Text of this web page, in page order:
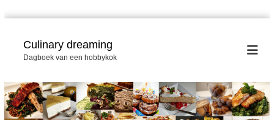
r
d
e
Culinary dreaming
Dagboek van een hobbykok